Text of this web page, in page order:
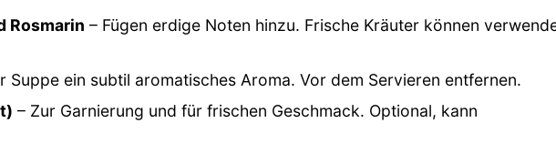
Rosmarin – Fügen erdige Noten hinzu. Frische Kräuter können
Suppe ein subtil aromatisches Aroma. Vor dem Servieren entfernen.
– Zur Garnierung und für frischen Geschmack. Optional, kann